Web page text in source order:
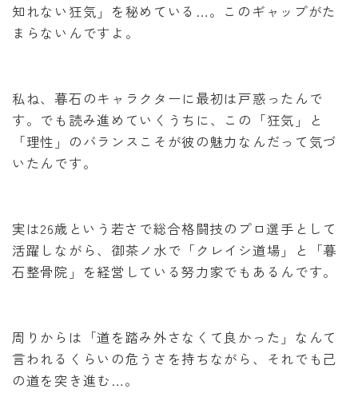
知れない狂気」を秘めている…。このギャップがた
まらないんですよ。
私ね、暮石のキャラクターに最初は戸惑ったんで
す。でも読み進めていくうちに、この「狂気」と
「理性」のバランスこそが彼の魅力なんだって気づ
いたんです。
実は26歳という若さで総合格闘技のプロ選手として
活躍しながら、御茶ノ水で「クレイシ道場」と「暮
石整骨院」を経営している努力家でもあるんです。
周りからは「道を踏み外さなくて良かった」なんて
言われるくらいの危うさを持ちながら、それでも己
の道を突き進む…。